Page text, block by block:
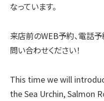
なっています。
来店前のWEB予約、電話予
問い合わせください！
This time we will
the Sea Urchin, Salmon